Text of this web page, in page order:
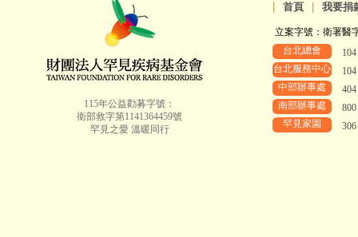
115年公益勸募字號：
衛部救字第1141364459號
罕見之愛 溫暖同行
首頁 我要捐
立案字號：衛署醫
台北總會
台北服務中心
中部辦事處
南部辦事處
罕見家園